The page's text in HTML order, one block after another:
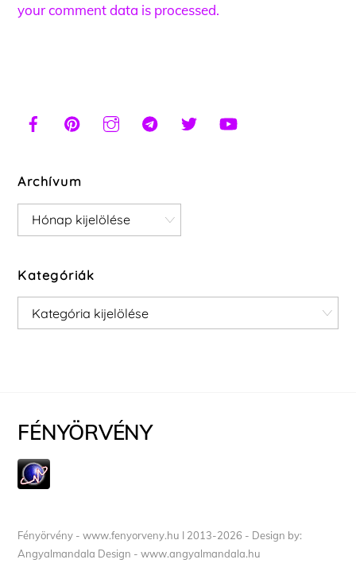
your comment data is processed.
Archívum
Archívum
Kategóriák
Kategóriák
FÉNYÖRVÉNY
Fényörvény - www.fenyorveny.hu I 2013-2026 - Design by:
Angyalmandala Design - www.angyalmandala.hu